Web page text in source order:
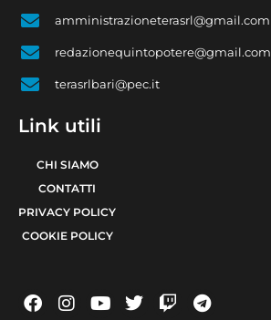
amministrazioneterasrl@gmail.com
redazionequintopotere@gmail.com
terasrlbari@pec.it
Link utili
CHI SIAMO
CONTATTI
PRIVACY POLICY
COOKIE POLICY